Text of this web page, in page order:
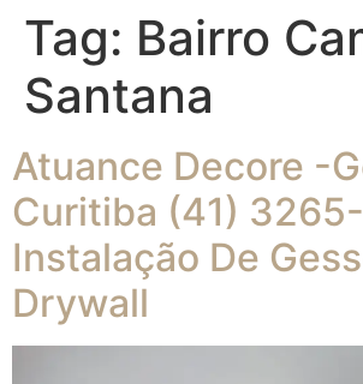
Tag: Bairro
Santana
Atuance Decore -
Curitiba (41)
Instalação De
Drywall